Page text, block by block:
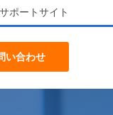
ポートサイト
い合わせ